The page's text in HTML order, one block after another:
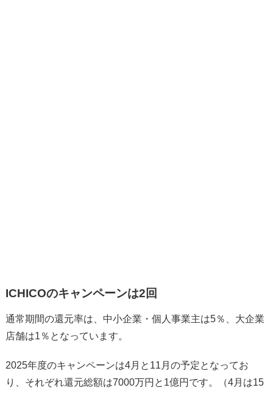
ICHICOのキャンペーンは2回
通常期間の還元率は、中小企業・個人事業主は5％、大企業
店舗は1％となっています。
2025年度のキャンペーンは4月と11月の予定となってお
り、それぞれ還元総額は7000万円と1億円です。（4月は15